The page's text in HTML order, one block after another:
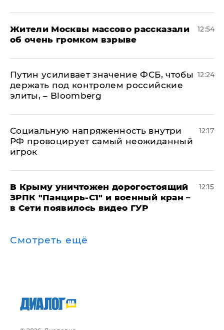
Жители Москвы массово рассказали
об очень громком взрыве
12:54
Путин усиливает значение ФСБ, чтобы
держать под контролем российские
элиты, – Bloomberg
12:24
Социальную напряженность внутри
РФ провоцирует самый неожиданный
игрок
12:17
В Крыму уничтожен дорогостоящий
ЗРПК "Панцирь-С1" и военный кран –
в Сети появилось видео ГУР
12:15
Смотреть ещё